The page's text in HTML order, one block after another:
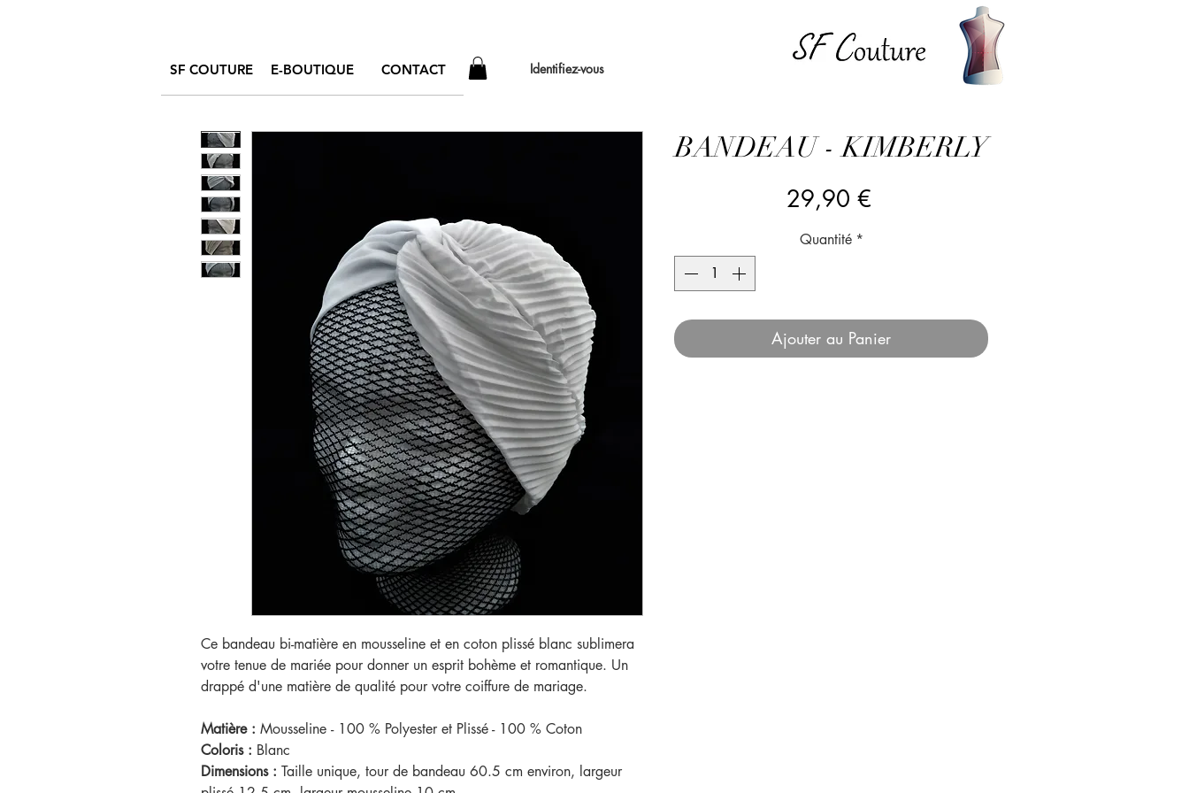
SF COUTURE E-BOUTIQUE CONTACT Identifiez-vous
Ce bandeau bi-matière en mousseline et en coton plissé blanc sublimera
votre tenue de mariée pour donner un esprit bohème et romantique. Un
drappé d'une matière de qualité pour votre coiffure de mariage.
Matière : Mousseline - 100 % Polyester et Plissé - 100 % Coton
Coloris : Blanc
Dimensions : Taille unique, tour de bandeau 60.5 cm environ, largeur
BANDEAU - KIMBERLY
29,90 €
Quantité *
Ajouter au Panier